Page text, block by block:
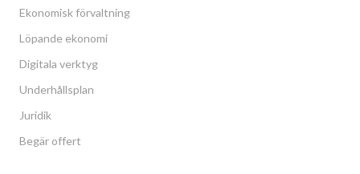
Ekonomisk förvaltning
Löpande ekonomi
Digitala verktyg
Underhållsplan
Juridik
Begär offert